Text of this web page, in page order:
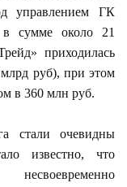
управлением ГК
в сумме около 21
приходилась
руб), при этом
в 360 млн руб.
стали очевидны
известно, что